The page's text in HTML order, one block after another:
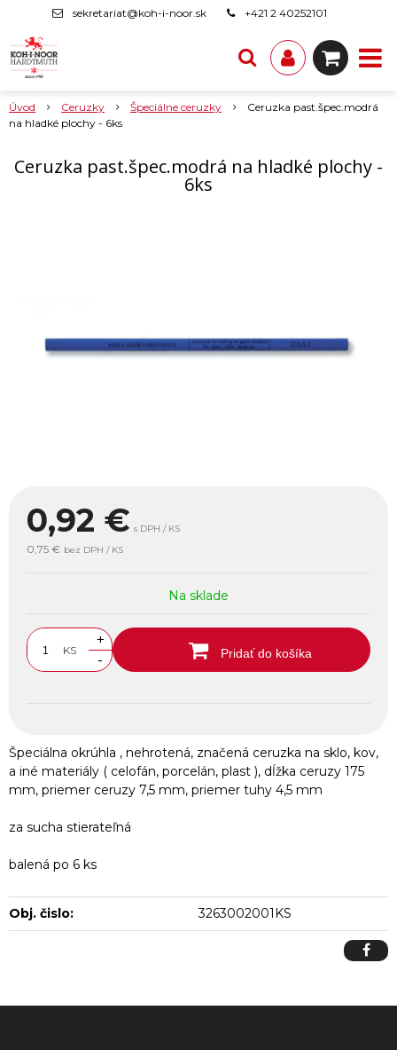
sekretariat@koh-i-noor.sk +421 2 40252101
Úvod Ceruzky Špeciálne ceruzky
Ceruzka past.špec.modrá
na hladké plochy - 6ks
Ceruzka past.špec.modrá na hladké plochy -
6ks
0,92 € s DPH / KS
0,75 € bez DPH / KS
Na sklade
KS
+
-
Pridať do košíka
Špeciálna okrúhla , nehrotená, značená ceruzka na sklo, kov,
a iné materiály ( celofán, porcelán, plast ), dĺžka ceruzy 175
mm, priemer ceruzy 7,5 mm, priemer tuhy 4,5 mm
za sucha stierateľná
balená po 6 ks
Obj. čislo: 3263002001KS